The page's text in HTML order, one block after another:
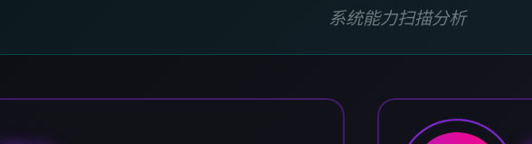
系统能力扫描分析